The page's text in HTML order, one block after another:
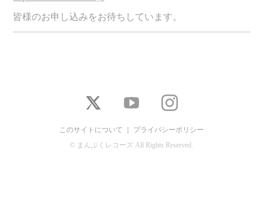
皆様のお申し込みをお待ちしています。
このサイトについて プライバシーポリシー
© まんぷくレコーズ All Rights Reserved.